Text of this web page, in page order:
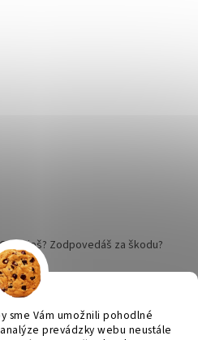
sme Vám umožnili pohodlné
prevádzky webu neustále
Zodpovedáš za škodu?